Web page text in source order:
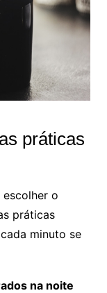
práticas
o
práticas
minuto se
na noite